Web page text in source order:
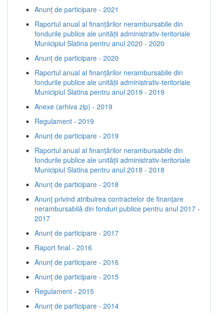
Anunț de participare - 2021
Raportul anual al finanțărilor nerambursabile din
fondurile publice ale unității administrativ-teritoriale
Municipiul Slatina pentru anul 2020 - 2020
Anunț de participare - 2020
Raportul anual al finanțărilor nerambursabile din
fondurile publice ale unității administrativ-teritoriale
Municipiul Slatina pentru anul 2019 - 2019
Anexe (arhiva zip) - 2019
Regulament - 2019
Anunț de participare - 2019
Raportul anual al finanțărilor nerambursabile din
fondurile publice ale unității administrativ-teritoriale
Municipiul Slatina pentru anul 2018 - 2018
Anunț de participare - 2018
Anunț privind atribuirea contractelor de finanţare
nerambursabilă din fonduri publice pentru anul 2017 -
2017
Anunț de participare - 2017
Raport final - 2016
Anunț de participare - 2016
Anunț de participare - 2015
Regulament - 2015
Anunț de participare - 2014